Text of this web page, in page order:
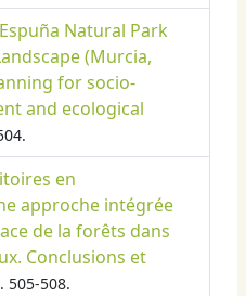
Natural Park
(Murcia,
for socio-
and ecological
en
approche intégrée
de la forêts dans
Conclusions et
505-508.